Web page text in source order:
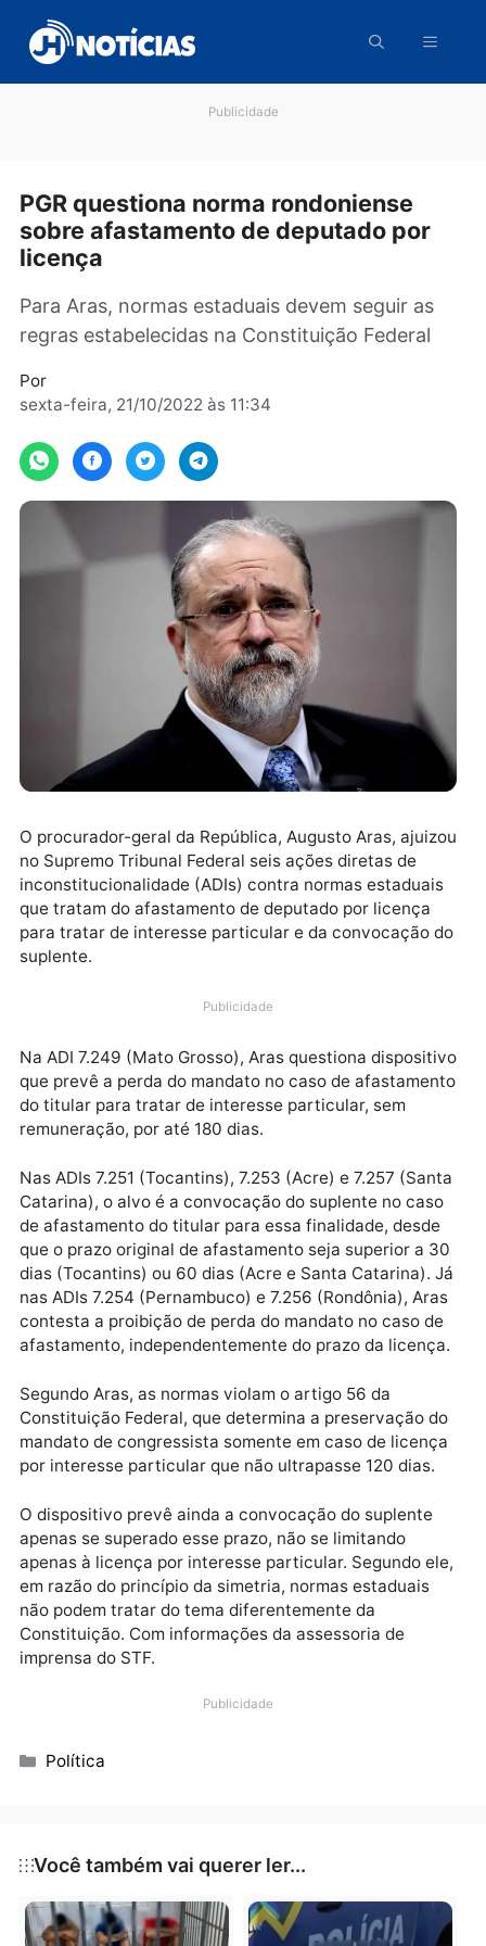
para
conteúdo
PGR questiona norma rondoniense
sobre afastamento de deputado por
Para Aras, normas estaduais devem seguir as
regras estabelecidas na Constituição Federal
sexta-feira, 21/10/2022 às 11:34
O procurador-geral da República, Augusto Aras,
no Supremo Tribunal Federal seis ações diretas de
que tratam do afastamento de deputado por licença
suplente.
Publicidade
Na ADI 7.249 (Mato Grosso), Aras questiona
que prevê a perda do mandato no caso de
do titular para tratar de interesse particular, sem
remuneração, por até 180 dias.
Nas ADIs 7.251 (Tocantins), 7.253 (Acre) e 7.257
Catarina), o alvo é a convocação do suplente no
de afastamento do titular para essa finalidade,
que o prazo original de afastamento seja superior a
dias (Tocantins) ou 60 dias (Acre e Santa Catarina).
nas ADIs 7.254 (Pernambuco) e 7.256 (Rondônia),
contesta a proibição de perda do mandato no caso
Segundo Aras, as normas violam o artigo 56 da
Constituição Federal, que determina a preservação
mandato de congressista somente em caso de
por interesse particular que não ultrapasse 120 dias.
apenas se superado esse prazo, não se limitando
em razão do princípio da simetria, normas estaduais